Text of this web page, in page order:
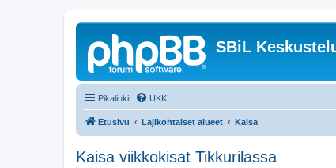
SBiL
Pikalinkit UKK
Etusivu Lajikohtaiset alueet Kaisa
Kaisa viikkokisat Tikkurilassa